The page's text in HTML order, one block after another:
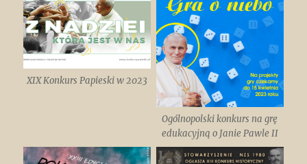
XIX Konkurs Papieski w 2023
Ogólnopolski konkurs na grę
edukacyjną o Janie Pawle II